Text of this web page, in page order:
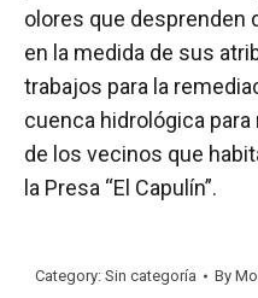
olores que desprenden
en la medida de sus
trabajos para la
cuenca hidrológica
de los vecinos que
la Presa “El Capulín”.
Category: Sin categoría By